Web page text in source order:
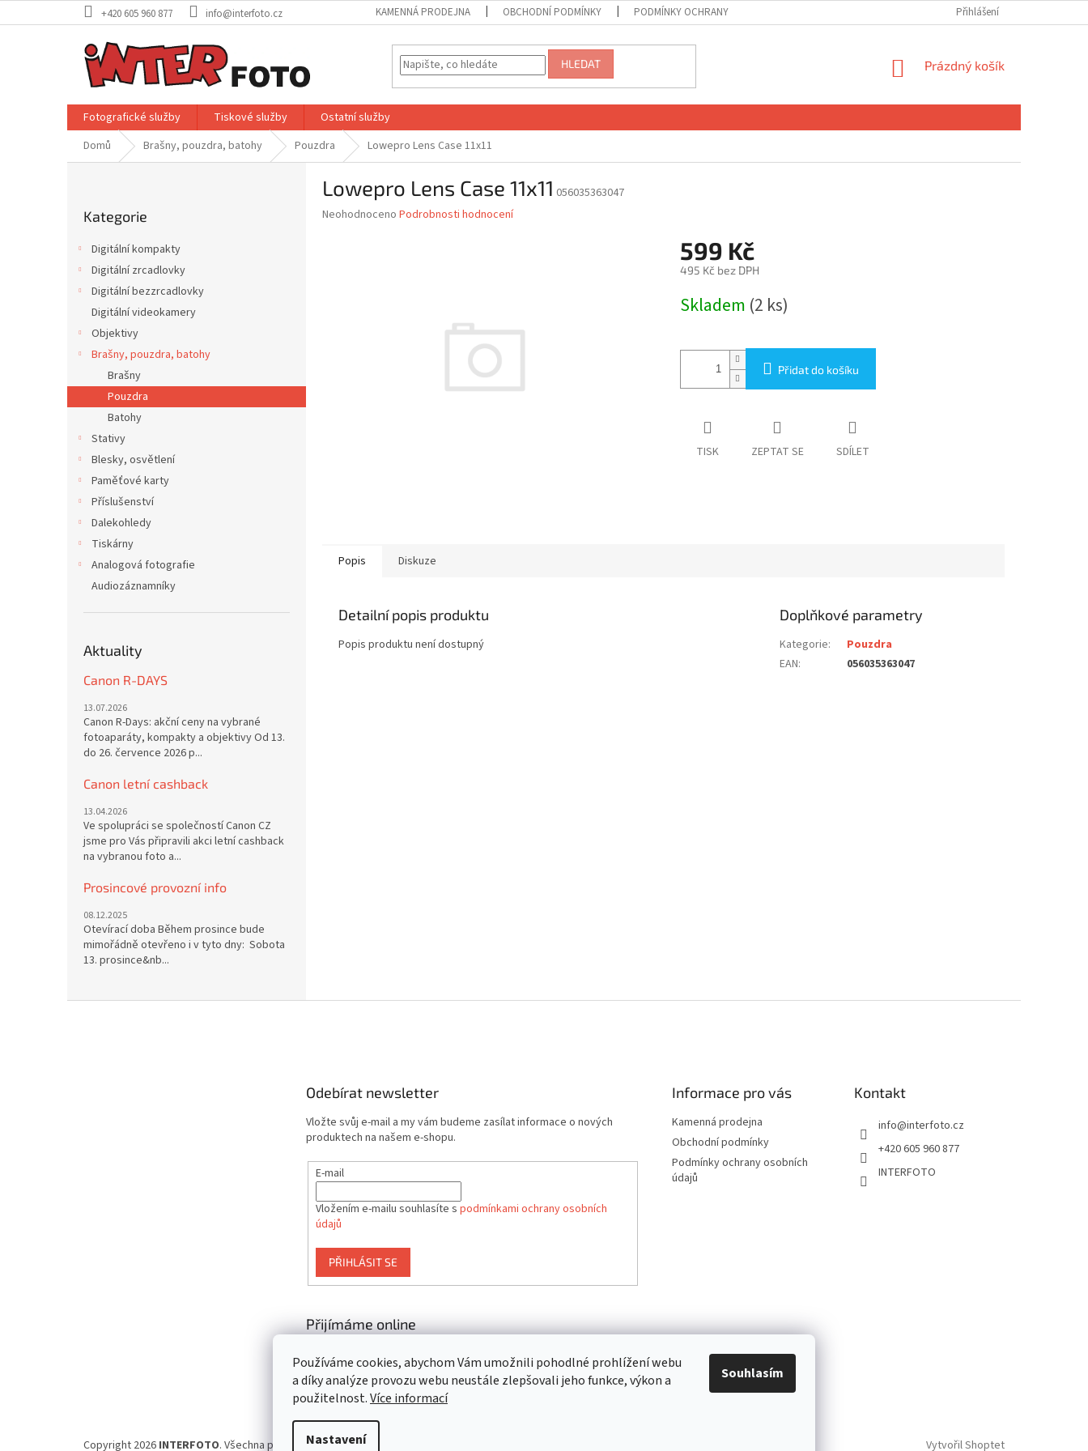
Používáme cookies, abychom Vám umožnili pohodlné prohlížení webu
a díky analýze provozu webu neustále zlepšovali jeho funkce, výkon a
použitelnost.Více informací
Nastavení
Souhlasím
na
+420 605 960 877 info@interfoto.cz KAMENNÁ PRODEJNA OBCHODNÍ PODMÍNKY PODMÍNKY OCHRANY OSOBNÍCH ÚDAJŮ Přihlášení
HLEDAT
NÁKUPNÍ
Prázdný košík
Fotografické služby Tiskové služby
Ostatní služby
Domů
Brašny, pouzdra, batohy Pouzdra Lowepro Lens Case 11x11
e
l
kategorie
Kategorie
Digitální kompakty
Digitální zrcadlovky
Digitální bezzrcadlovky
Digitální videokamery
Objektivy
Brašny, pouzdra, batohy
Brašny
Pouzdra
Batohy
Stativy
Blesky, osvětlení
Paměťové karty
Příslušenství
Dalekohledy
Tiskárny
Analogová fotografie
Audiozáznamníky
Aktuality
Canon R-DAYS
13.07.2026
Canon R-Days: akční ceny na vybrané
fotoaparáty, kompakty a objektivy Od 13.
do 26. července 2026 p...
Canon letní cashback
13.04.2026
Ve spolupráci se společností Canon CZ
jsme pro Vás připravili akci letní cashback
na vybranou foto a...
Prosincové provozní info
08.12.2025
Otevírací doba Během prosince bude
mimořádně otevřeno i v tyto dny: Sobota
13. prosince&nb...
Lowepro Lens Case 11x11 056035363047
Průměrné
Neohodnoceno Podrobnosti hodnocení
599 Kč
495 Kč bez DPH
cena:
Skladem (2 ks)
Přidat do košíku
TISK ZEPTAT SE SDÍLET
Popis Diskuze
Detailní popis produktu
Popis produktu není dostupný
Doplňkové parametry
Kategorie:
Pouzdra
EAN: 056035363047
Odebírat newsletter
Vložte svůj e-mail a my vám budeme zasílat informace o nových
produktech na našem e-shopu.
E-mail
Vložením e-mailu souhlasíte s podmínkami ochrany osobních
údajů
PŘIHLÁSIT SE
Informace pro vás
Kamenná prodejna
Obchodní podmínky
Podmínky ochrany osobních
údajů
Kontakt
info@interfoto.cz
+420 605 960 877
INTERFOTO
Přijímáme online
platby
Vytvořil Shoptet
Copyright 2026 INTERFOTO. Všechna práva vyhrazena.